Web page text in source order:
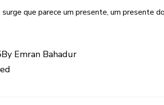
que parece um presente, um presente
By Emran Bahadur